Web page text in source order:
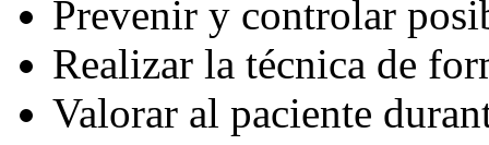
Prevenir y controlar
Realizar la técnica de
Valorar al paciente